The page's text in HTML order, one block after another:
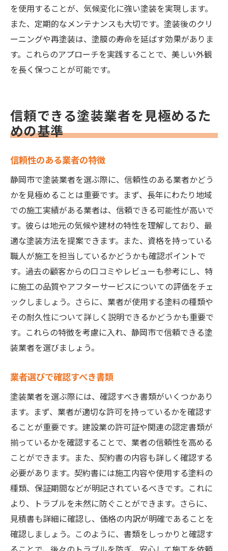
を使用することが、気候変化に強い塗装を実現します。
また、定期的なメンテナンスも大切です。塗装後のクリ
ーニングや再塗装は、塗膜の寿命を延ばす効果がありま
す。これらのアプローチを実践することで、美しい外観
を長く保つことが可能です。
信頼できる塗装業者を見極めるた
めの基準
信頼性のある業者の特徴
静岡市で塗装業者を選ぶ際に、信頼性のある業者かどう
かを見極めることは重要です。まず、長年にわたり地域
での施工実績がある業者は、信頼できる可能性が高いで
す。彼らは地元の気候や建材の特性を理解しており、最
適な塗装方法を提案できます。また、資格を持っている
職人が施工を担当しているかどうかも確認ポイントで
す。過去の顧客からの口コミやレビューも参考にし、特
に施工の品質やアフターサービスについての評価をチェ
ックしましょう。さらに、業者が使用する塗料の種類や
その耐久性について詳しく説明できるかどうかも重要で
す。これらの特徴を考慮に入れ、静岡市で信頼できる塗
装業者を選びましょう。
業者選びで確認すべき書類
塗装業者を選ぶ際には、確認すべき書類がいくつかあり
ます。まず、業者が適切な許可を持っているかを確認す
ることが重要です。建設業の許可証や関連の認定書類が
揃っているかを確認することで、業者の信頼性を高める
ことができます。また、契約書の内容も詳しく確認する
必要があります。契約書には施工内容や使用する塗料の
種類、保証期間などが明記されているべきです。これに
より、トラブルを未然に防ぐことができます。さらに、
見積書も詳細に確認し、価格の内訳が明確であることを
確認しましょう。このように、書類をしっかりと確認す